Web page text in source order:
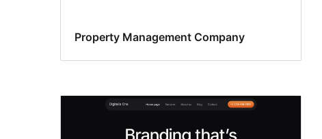
Property Management Company